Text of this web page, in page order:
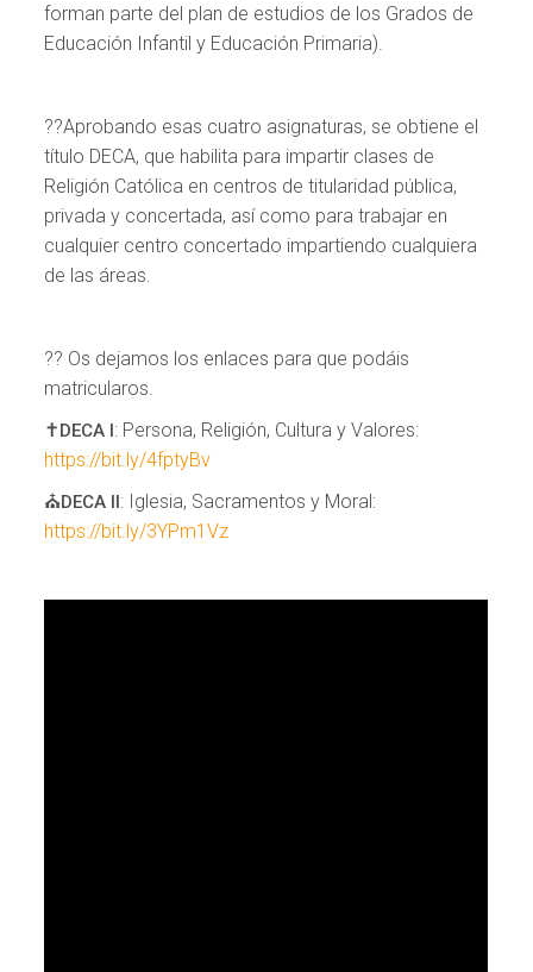
forman parte del plan de estudios de los Grados de
Educación Infantil y Educación Primaria).
?‍?Aprobando esas cuatro asignaturas, se obtiene el
título DECA, que habilita para impartir clases de
Religión Católica en centros de titularidad pública,
privada y concertada, así como para trabajar en
cualquier centro concertado impartiendo cualquiera
de las áreas.
?? Os dejamos los enlaces para que podáis
matricularos.
✝️DECA I: Persona, Religión, Cultura y Valores:
https://bit.ly/4fptyBv
⛪️DECA II: Iglesia, Sacramentos y Moral:
https://bit.ly/3YPm1Vz